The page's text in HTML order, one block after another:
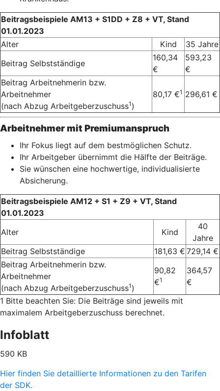
Beitragsbeispiele AM13 + S1DD + Z8 + VT, Stand
01.01.2023
Alter
Kind
35 Jahre
Beitrag Selbstständige
160,34
€
593,23
€
Beitrag Arbeitnehmerin bzw.
Arbeitnehmer
(nach Abzug Arbeitgeberzuschuss1 )
80,17 €1 296,61 €
Arbeitnehmer mit Premiumanspruch
Ihr Fokus liegt auf dem bestmöglichen Schutz.
Ihr Arbeitgeber übernimmt die Hälfte der Beiträge.
Sie wünschen eine hochwertige, individualisierte
Absicherung.
Beitragsbeispiele AM12 + S1 + Z9 + VT, Stand
01.01.2023
Alter
Kind
40
Jahre
Beitrag Selbstständige
181,63 € 729,14 €
Beitrag Arbeitnehmerin bzw.
Arbeitnehmer
(nach Abzug Arbeitgeberzuschuss1 )
90,82
€1
364,57
€
1 Bitte beachten Sie: Die Beiträge sind jeweils mit
maximalem Arbeitgeberzuschuss berechnet.
Infoblatt
590 KB
Hier finden Sie detaillierte Informationen zu den Tarifen
der SDK.